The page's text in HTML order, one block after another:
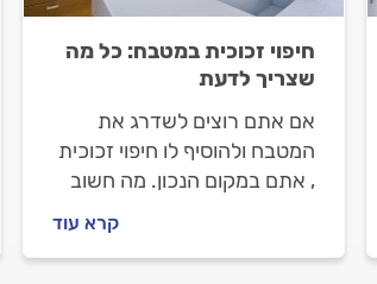
חיפוי זכוכית במטבח: כל מה
שצריך לדעת
אם אתם רוצים לשדרג את
המטבח ולהוסיף לו חיפוי זכוכית
, אתם במקום הנכון. מה חשוב
זכוכית, איך מתנהלים מולו וכמה
זה יעלה לכם? כל התשובות
קרא עוד